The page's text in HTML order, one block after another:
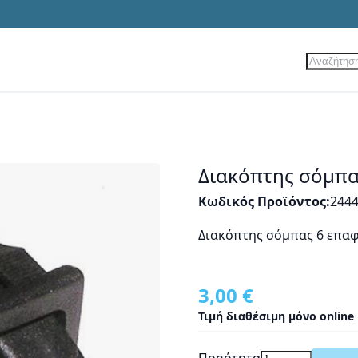
Διακόπτης
Κωδικός Προϊόντος
Διακόπτης σόμπας 6
3,00 €
Τιμή διαθέσιμη μόνο online